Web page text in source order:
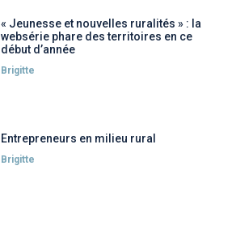
« Jeunesse et nouvelles ruralités » : la
websérie phare des territoires en ce
début d’année
Brigitte
Entrepreneurs en milieu rural
Brigitte